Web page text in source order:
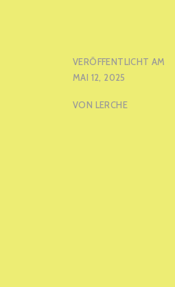
VERÖFFENTLICHT AM
MAI 12, 2025
VON LERCHE